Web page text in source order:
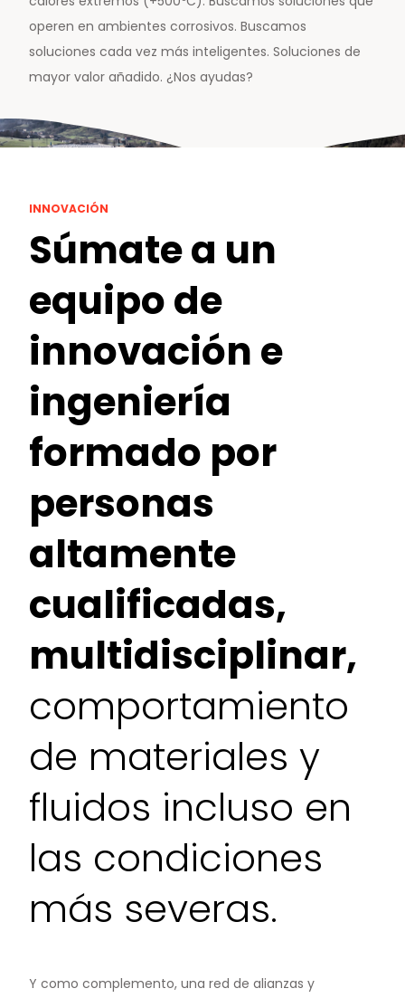
operen en ambientes corrosivos. Buscamos
soluciones cada vez más inteligentes. Soluciones de
mayor valor añadido. ¿Nos ayudas?
INNOVACIÓN
Súmate a un
equipo de
innovación e
ingeniería
formado por
personas
altamente
cualificadas,
multidisciplinar,
comportamiento
de materiales y
fluidos incluso en
las condiciones
más severas.
Y como complemento, una red de alianzas y